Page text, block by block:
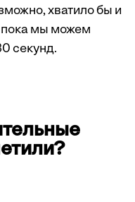
хватило бы и
мы можем
секунд.